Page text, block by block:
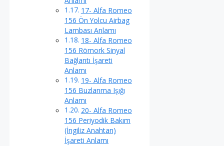
17- Alfa Romeo
156 Ön Yolcu Airbag
Lambası Anlamı
18- Alfa Romeo
156 Römork Sinyal
Bağlantı İşareti
Anlamı
19- Alfa Romeo
156 Buzlanma Işığı
Anlamı
20- Alfa Romeo
156 Periyodik Bakım
(İngiliz Anahtarı)
İşareti Anlamı